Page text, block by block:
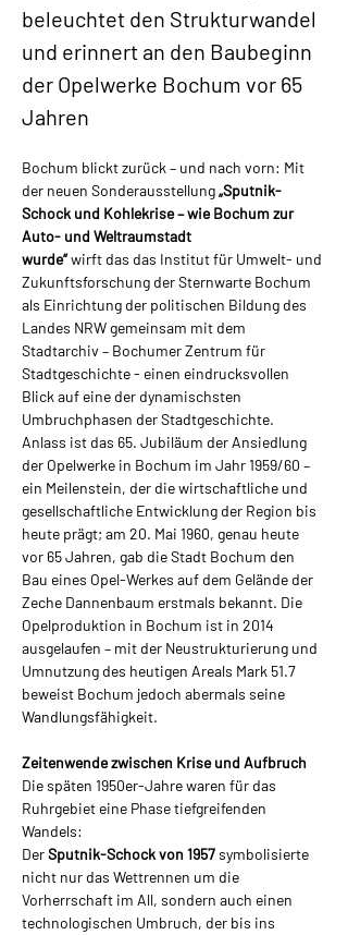
beleuchtet den Strukturwandel
und erinnert an den Baubeginn
der Opelwerke Bochum vor 65
Jahren
Bochum blickt zurück – und nach vorn: Mit
der neuen Sonderausstellung „Sputnik-
Schock und Kohlekrise – wie Bochum zur
Auto- und Weltraumstadt
wurde“ wirft das das Institut für Umwelt- und
Zukunftsforschung der Sternwarte Bochum
als Einrichtung der politischen Bildung des
Landes NRW gemeinsam mit dem
Stadtarchiv – Bochumer Zentrum für
Stadtgeschichte - einen eindrucksvollen
Blick auf eine der dynamischsten
Umbruchphasen der Stadtgeschichte.
Anlass ist das 65. Jubiläum der Ansiedlung
der Opelwerke in Bochum im Jahr 1959/60 –
ein Meilenstein, der die wirtschaftliche und
gesellschaftliche Entwicklung der Region bis
heute prägt; am 20. Mai 1960, genau heute
vor 65 Jahren, gab die Stadt Bochum den
Bau eines Opel-Werkes auf dem Gelände der
Zeche Dannenbaum erstmals bekannt. Die
Opelproduktion in Bochum ist in 2014
ausgelaufen – mit der Neustrukturierung und
Umnutzung des heutigen Areals Mark 51.7
beweist Bochum jedoch abermals seine
Wandlungsfähigkeit.
Zeitenwende zwischen Krise und Aufbruch
Die späten 1950er-Jahre waren für das
Ruhrgebiet eine Phase tiefgreifenden
Wandels:
Der Sputnik-Schock von 1957 symbolisierte
nicht nur das Wettrennen um die
Vorherrschaft im All, sondern auch einen
technologischen Umbruch, der bis ins